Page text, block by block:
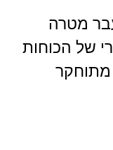
מטרה
של הכוחות
מתוחקר